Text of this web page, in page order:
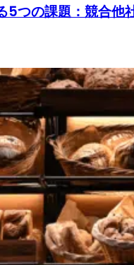
5つの課題：競合他